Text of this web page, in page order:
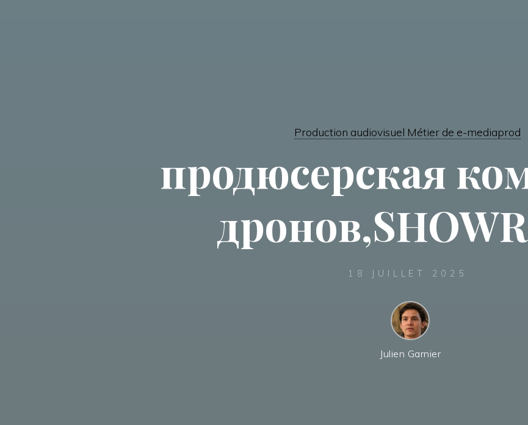
Production audiovisuel Métier de e-mediaprod
продюсерская
18 JUILLET 2025
Julien Garnier